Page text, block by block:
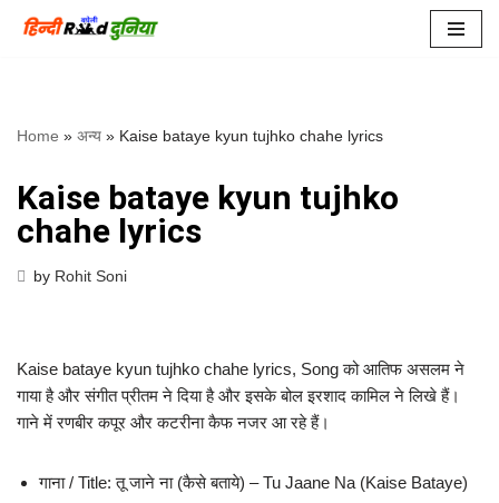
Home » अन्य » Kaise bataye kyun tujhko chahe lyrics
Kaise bataye kyun tujhko
chahe lyrics
by Rohit Soni
Kaise bataye kyun tujhko chahe lyrics, Song को आतिफ असलम ने
गाया है और संगीत प्रीतम ने दिया है और इसके बोल इरशाद कामिल ने लिखे हैं।
गाने में रणबीर कपूर और कटरीना कैफ नजर आ रहे हैं।
गाना / Title: तू जाने ना (कैसे बताये) – Tu Jaane Na (Kaise Bataye)